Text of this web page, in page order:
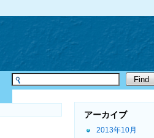
アーカイブ
2013年10月